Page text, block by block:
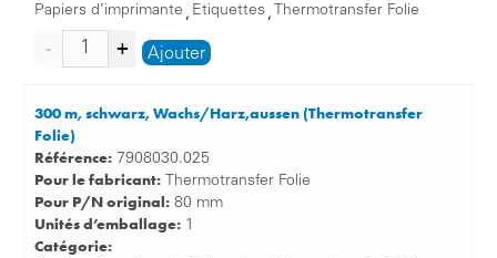
Papiers d’imprimante , Etiquettes , Thermotransfer Folie
Ajouter
300 m, schwarz, Wachs/Harz,aussen (Thermotransfer
Folie)
Référence: 7908030.025
Pour le fabricant: Thermotransfer Folie
Pour P/N original: 80 mm
Unités d’emballage: 1
Catégorie: